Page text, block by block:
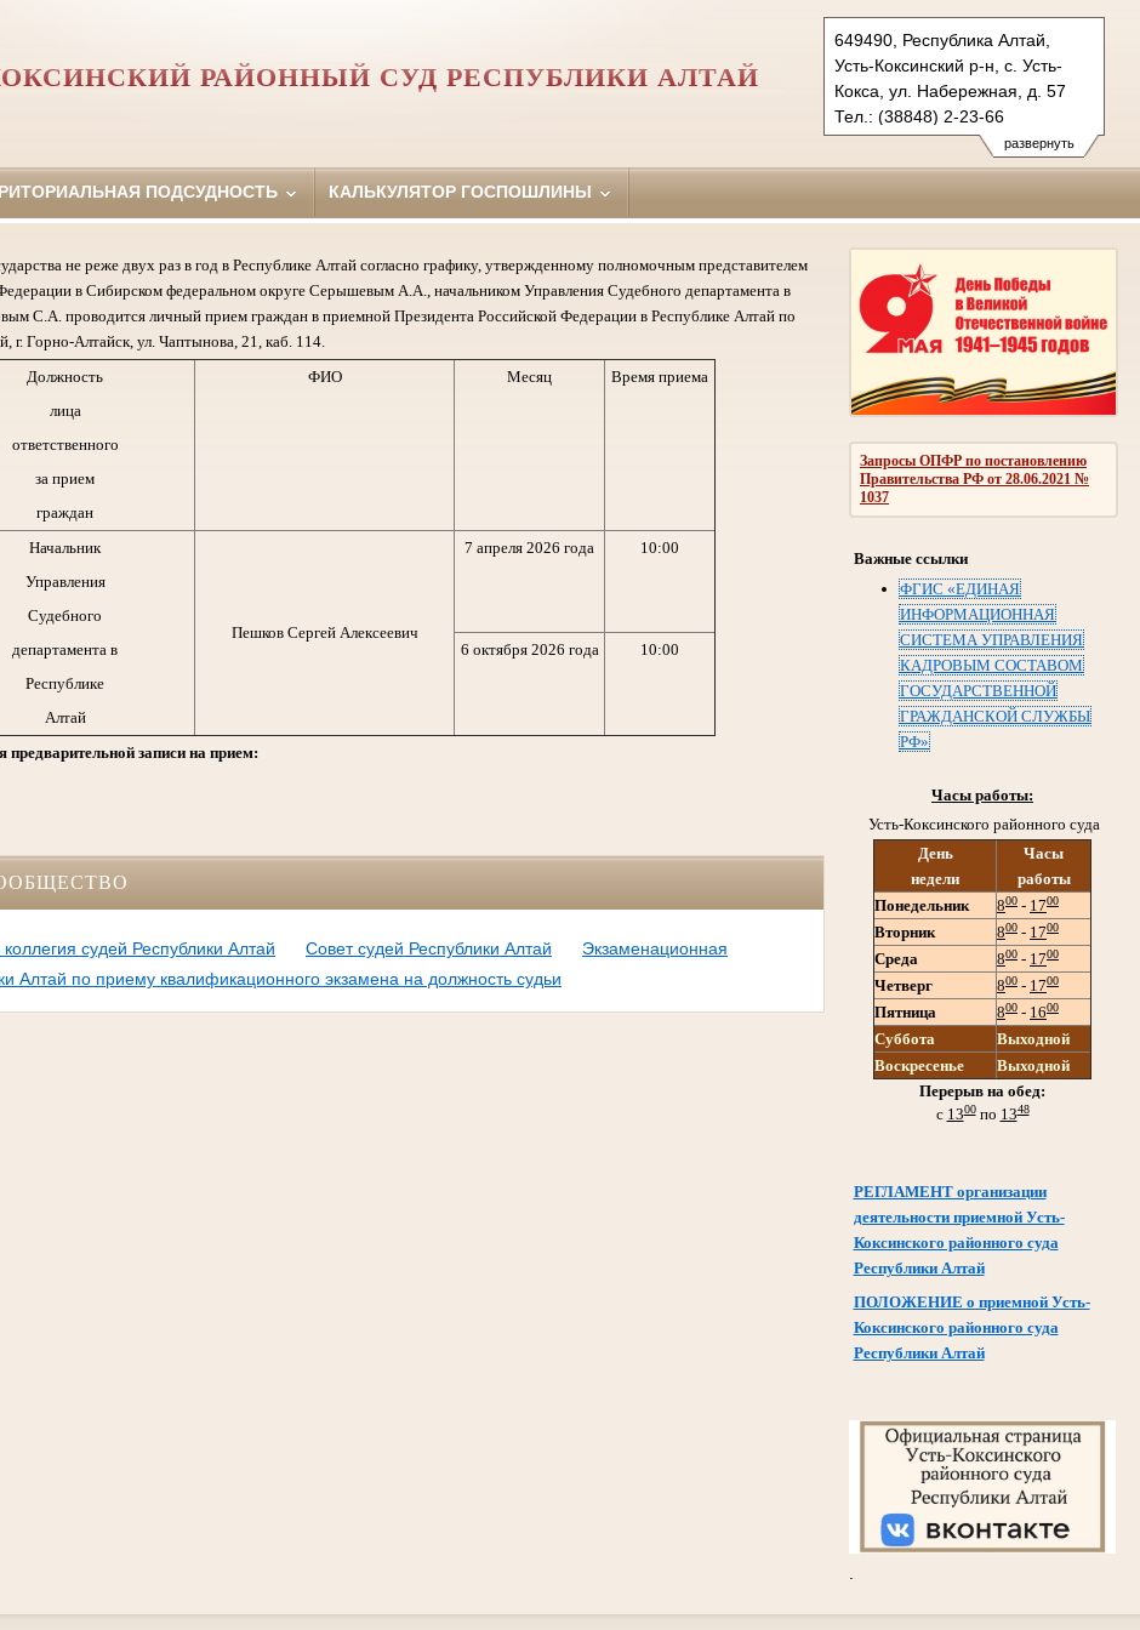
развернуть
649490, Республика Алтай,
Усть-Коксинский р-н, с. Усть-
Кокса, ул. Набережная, д. 57
Тел.: (38848) 2-23-66
ust-koksinsky.ralt@sudrf.ru
РАЙОННЫЙ СУД РЕСПУБЛИКИ АЛТАЙ
ПОДСУДНОСТЬ КАЛЬКУЛЯТОР ГОСПОШЛИНЫ
Запросы ОПФР по постановлению
Правительства РФ от 28.06.2021 №
1037
Важные ссылки
ФГИС «ЕДИНАЯ
ИНФОРМАЦИОННАЯ
СИСТЕМА УПРАВЛЕНИЯ
КАДРОВЫМ СОСТАВОМ
ГОСУДАРСТВЕННОЙ
ГРАЖДАНСКОЙ СЛУЖБЫ
РФ»
Часы работы:
Усть-Коксинского районного суда
День
недели
Часы
работы
Понедельник
800 - 1700
Вторник 800 - 1700
Среда 800 - 1700
Четверг 800 - 1700
Пятница 800 - 1600
Суббота
Выходной
Воскресенье
Выходной
Перерыв на обед:
с 1300по 1348
РЕГЛАМЕНТ организации
деятельности приемной Усть-
Коксинского районного суда
Республики Алтай
ПОЛОЖЕНИЕ о приемной Усть-
Коксинского районного суда
Республики Алтай
не реже двух раз в год в Республике Алтай согласно графику, утвержденному полномочным представителем
в Сибирском федеральном округе Серышевым А.А., начальником Управления Судебного департамента в
С.А. проводится личный прием граждан в приемной Президента Российской Федерации в Республике Алтай по
г. Горно-Алтайск, ул. Чаптынова, 21, каб. 114.
Должность
лица
ответственного
за прием
граждан
ФИО Месяц Время приема
Начальник
Управления
Судебного
департамента в
Республике
Алтай
Пешков Сергей Алексеевич
7 апреля 2026 года 10:00
6 октября 2026 года 10:00
предварительной записи на прием:
судей Республики Алтай Совет судей Республики Алтай
Экзаменационная
Алтай по приему квалификационного экзамена на должность судьи